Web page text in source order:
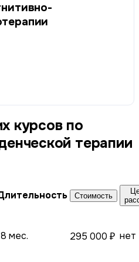
терапии
Стоимость
мес. 295 000 ₽ нет